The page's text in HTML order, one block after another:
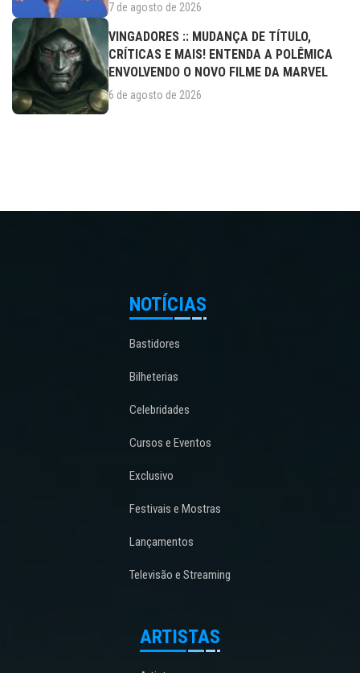
7 de agosto de 2026
VINGADORES :: MUDANÇA DE TÍTULO,
CRÍTICAS E MAIS! ENTENDA A POLÊMICA
ENVOLVENDO O NOVO FILME DA MARVEL
6 de agosto de 2026
NOTÍCIAS
Bastidores
Bilheterias
Celebridades
Cursos e Eventos
Exclusivo
Festivais e Mostras
Lançamentos
Televisão e Streaming
ARTISTAS